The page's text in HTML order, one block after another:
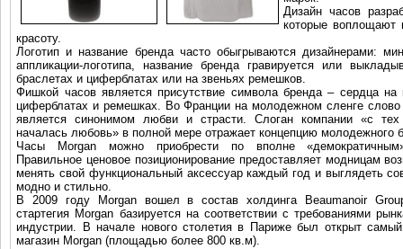
Дизайн часов
которые воплощают
красоту.
Логотип и название бренда часто обыгрываются дизайнерами:
аппликации-логотипа, название бренда гравируется или
браслетах и циферблатах или на звеньях ремешков.
Фишкой часов является присутствие символа бренда – сердца на
циферблатах и ремешках. Во Франции на молодежном сленге слово
является синонимом любви и страсти. Слоган компании «с
началась любовь» в полной мере отражает концепцию молодежного
Часы Morgan можно приобрести по вполне
Правильное ценовое позиционирование предоставляет модницам
менять свой функциональный аксессуар каждый год и выглядеть
модно и стильно.
В 2009 году Morgan вошел в состав холдинга Beaumanoir
стартегия Morgan базируется на соответствии с требованиями
индустрии. В начале нового столетия в Париже был открыт
магазин Morgan (площадью более 800 кв.м).